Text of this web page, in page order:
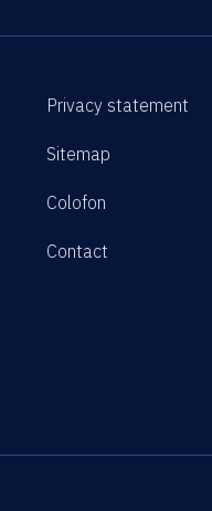
Privacy statement
Sitemap
Colofon
Contact